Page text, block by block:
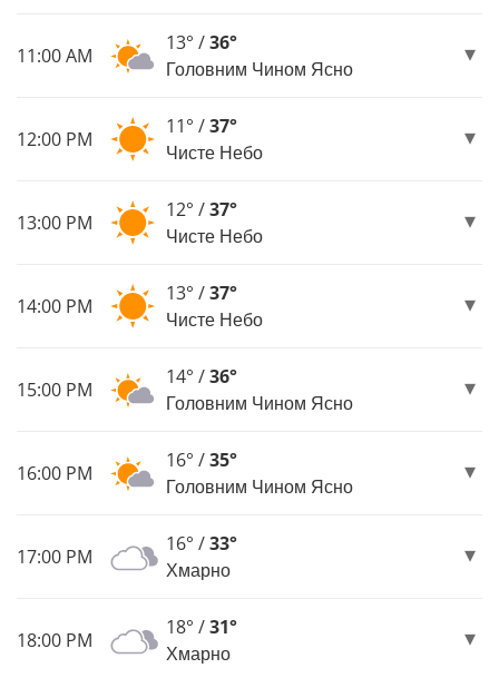
11:00 AM
13° /36°
Головним Чином Ясно
12:00 PM
11° /37°
Чисте Небо
13:00 PM
12° /37°
Чисте Небо
14:00 PM
13° /37°
Чисте Небо
15:00 PM
14° /36°
Головним Чином Ясно
16:00 PM
16° /35°
Головним Чином Ясно
17:00 PM
16° /33°
Хмарно
18:00 PM
18° /31°
Хмарно